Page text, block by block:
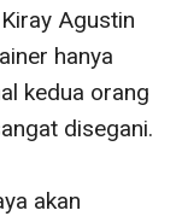
Agustin
hanya
kedua orang
disegani.
akan